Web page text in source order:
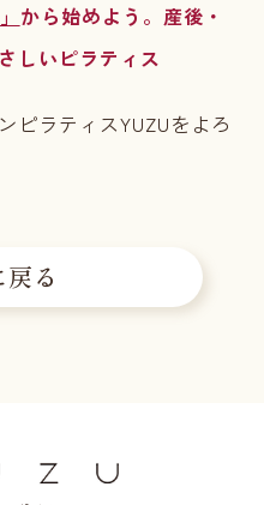
から始めよう。産後・
しいピラティス
ピラティスYUZUをよろ
る